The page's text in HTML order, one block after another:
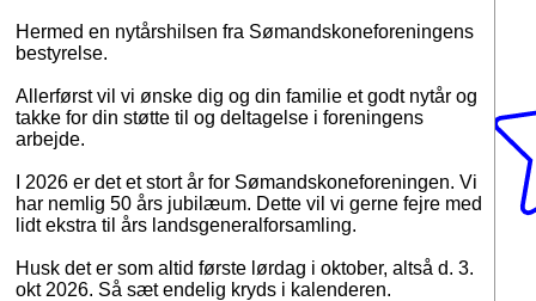
Hermed en nytårshilsen fra Sømandskoneforeningens
bestyrelse.
Allerførst vil vi ønske dig og din familie et godt nytår og
takke for din støtte til og deltagelse i foreningens
arbejde.
I 2026 er det et stort år for Sømandskoneforeningen. Vi
har nemlig 50 års jubilæum. Dette vil vi gerne fejre med
lidt ekstra til års landsgeneralforsamling.
Husk det er som altid første lørdag i oktober, altså d. 3.
okt 2026. Så sæt endelig kryds i kalenderen.